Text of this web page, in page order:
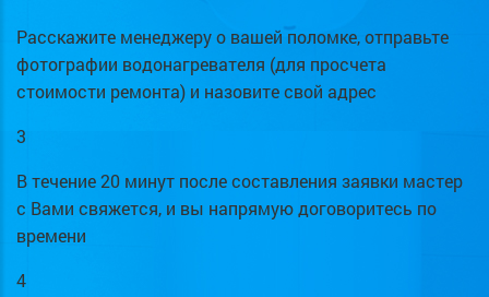
Расскажите менеджеру о вашей поломке, отправьте
фотографии водонагревателя (для просчета
стоимости ремонта) и назовите свой адрес
3
В течение 20 минут после составления заявки мастер
с Вами свяжется, и вы напрямую договоритесь по
времени
4